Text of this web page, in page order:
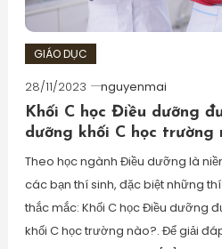
GIÁO DỤC
28/11/2023
nguyenmai
Khối C học Điều dưỡng
dưỡng khối C học trường
Theo học ngành Điều dưỡng là
các bạn thí sinh, đặc biệt những
thắc mắc: Khối C học Điều dưỡng
khối C học trường nào?. Để giải